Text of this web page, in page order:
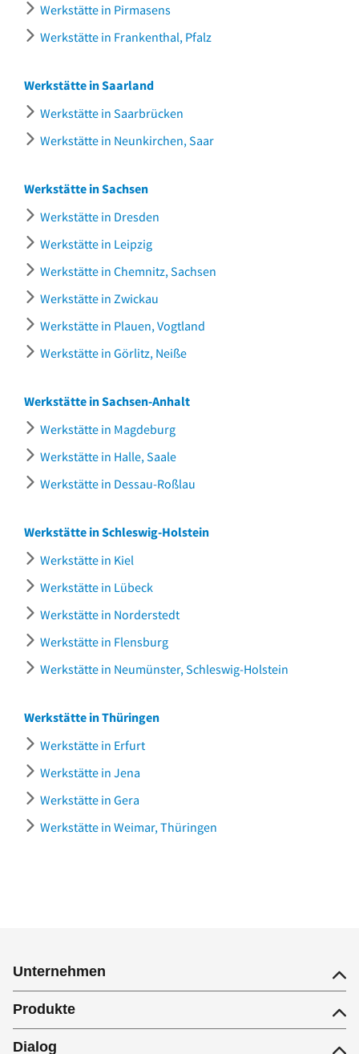
Werkstätte in Pirmasens
Werkstätte in Frankenthal, Pfalz
Werkstätte in Saarland
Werkstätte in Saarbrücken
Werkstätte in Neunkirchen, Saar
Werkstätte in Sachsen
Werkstätte in Dresden
Werkstätte in Leipzig
Werkstätte in Chemnitz, Sachsen
Werkstätte in Zwickau
Werkstätte in Plauen, Vogtland
Werkstätte in Görlitz, Neiße
Werkstätte in Sachsen-Anhalt
Werkstätte in Magdeburg
Werkstätte in Halle, Saale
Werkstätte in Dessau-Roßlau
Werkstätte in Schleswig-Holstein
Werkstätte in Kiel
Werkstätte in Lübeck
Werkstätte in Norderstedt
Werkstätte in Flensburg
Werkstätte in Neumünster, Schleswig-Holstein
Werkstätte in Thüringen
Werkstätte in Erfurt
Werkstätte in Jena
Werkstätte in Gera
Werkstätte in Weimar, Thüringen
Unternehmen
Produkte
Dialog